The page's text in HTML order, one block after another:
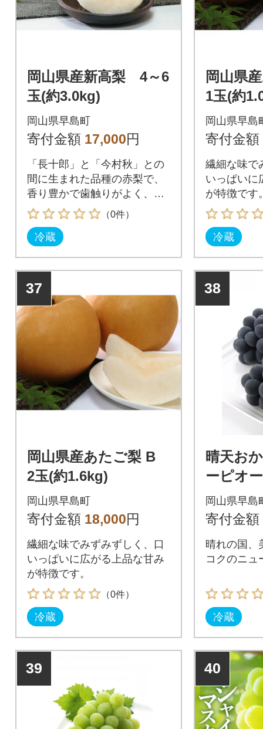
岡山県産新高梨 4～6
玉(約3.0kg)
岡山県早島町
寄付金額 17,000円
「長十郎」と「今村秋」との
間に生まれた品種の赤梨で、
香り豊かで歯触りがよく、甘
みが強いのが特徴です。
（0件）
冷蔵
岡山県
1玉(約
岡山県早島
寄付金額
繊細な味で
いっぱいに
が特徴です
冷蔵
37
岡山県産あたご梨 B
2玉(約1.6kg)
岡山県早島町
寄付金額 18,000円
繊細な味でみずみずしく、口
いっぱいに広がる上品な甘み
が特徴です。
（0件）
冷蔵
38
晴天お
ーピオ
り)
岡山県早島
寄付金額
晴れの国、
コクのニュ
冷蔵
39 40